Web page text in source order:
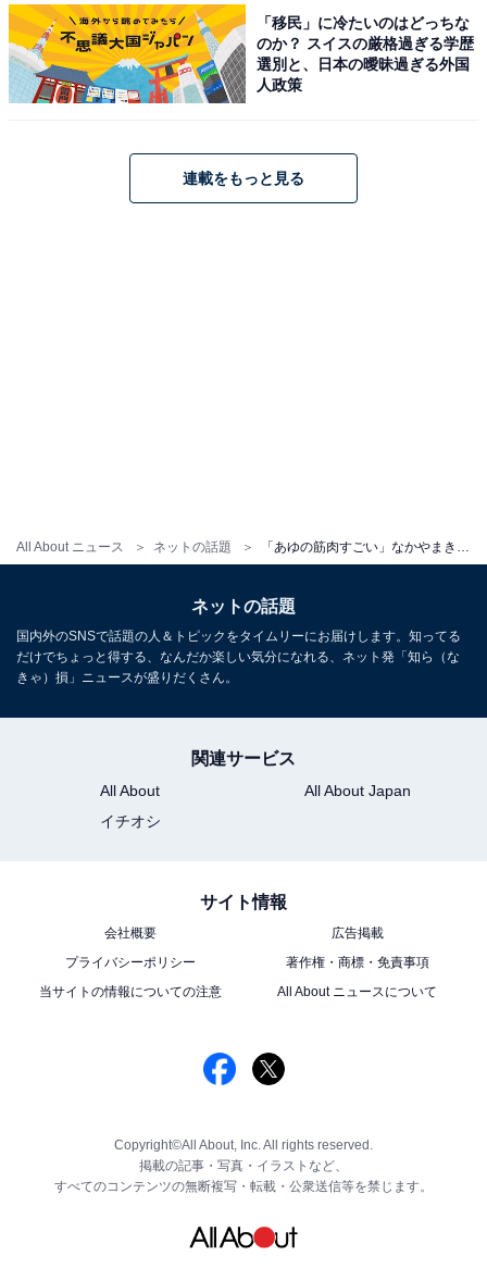
All About ニュース ネットの話題 「あゆの筋肉すごい」なかやまきんに君、浜崎あゆみとのツーショット公開！ 「きんに君くらいムキムキ」
「移民」に冷たいのはどっちな
のか？ スイスの厳格過ぎる学歴
選別と、日本の曖昧過ぎる外国
人政策
連載をもっと見る
ネットの話題
国内外のSNSで話題の人＆トピックをタイムリーにお届けします。知ってる
だけでちょっと得する、なんだか楽しい気分になれる、ネット発「知ら（な
きゃ）損」ニュースが盛りだくさん。
関連サービス
All About
All About Japan
イチオシ
サイト情報
会社概要
広告掲載
プライバシーポリシー
著作権・商標・免責事項
当サイトの情報についての注意
All About ニュースについて
Copyright©All About, Inc. All rights reserved.
掲載の記事・写真・イラストなど、
すべてのコンテンツの無断複写・転載・公衆送信等を禁じます。